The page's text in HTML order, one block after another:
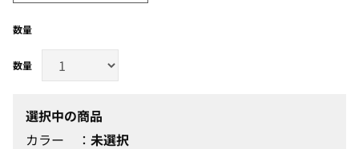
数量
選択中の商品
カラー
未選択